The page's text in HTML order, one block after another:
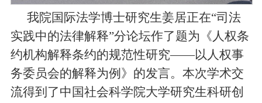
我院国际法学博士研究生姜居正在“司法
实践中的法律解释”分论坛作了题为《人权条
约机构解释条约的规范性研究——以人权事
务委员会的解释为例》的发言。本次学术交
流得到了中国社会科学院大学研究生科研创